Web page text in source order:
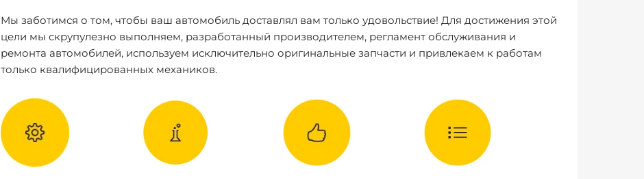
Мы заботимся о том, чтобы ваш автомобиль доставлял вам только удовольствие! Для достижения этой
цели мы скрупулезно выполняем, разработанный производителем, регламент обслуживания и
ремонта автомобилей, используем исключительно оригинальные запчасти и привлекаем к работам
только квалифицированных механиков.